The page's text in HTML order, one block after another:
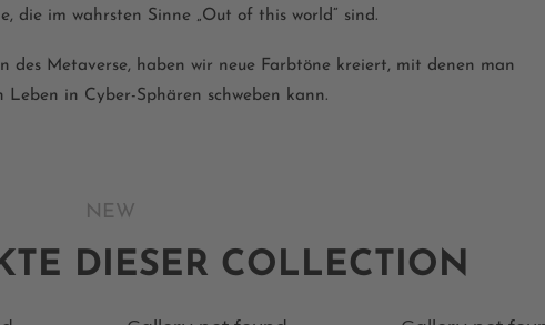
die im wahrsten Sinne „Out of this world“ sind.
des Metaverse, haben wir neue Farbtöne kreiert, mit denen man
Leben in Cyber-Sphären schweben kann.
NEW
DIESER COLLECTION